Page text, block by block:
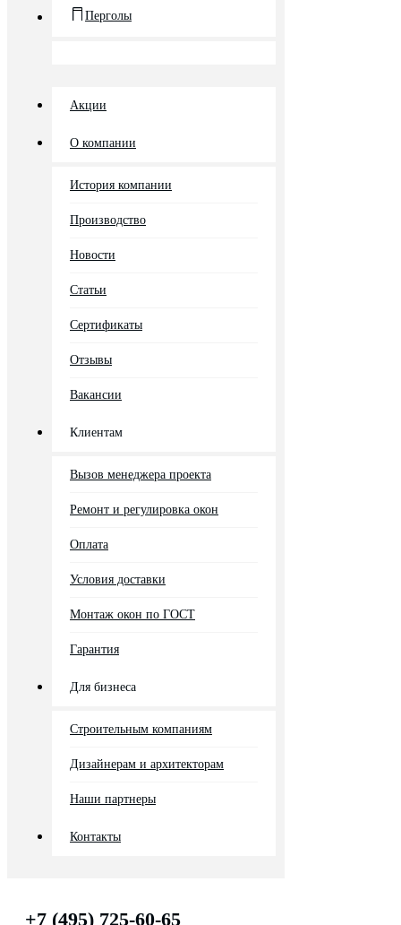
Перголы
Акции
О компании
История компании
Производство
Новости
Статьи
Сертификаты
Отзывы
Вакансии
Клиентам
Вызов менеджера проекта
Ремонт и регулировка окон
Оплата
Условия доставки
Монтаж окон по ГОСТ
Гарантия
Для бизнеса
Строительным компаниям
Дизайнерам и архитекторам
Наши партнеры
Контакты
+7 (495) 725-60-65